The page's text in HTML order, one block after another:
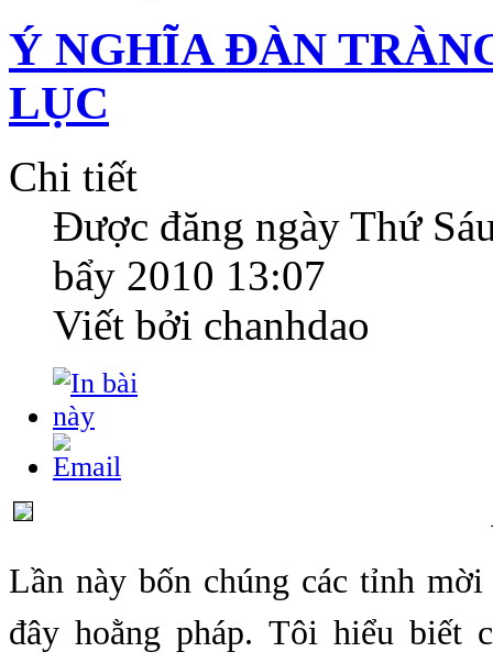
Ý NGHĨA ĐÀN
LỤC
Chi tiết
Được đăng ngày Thứ
bẩy 2010 13:07
Viết bởi chanhdao
Lần này bốn chúng các tỉnh
đây hoằng pháp. Tôi hiểu biết